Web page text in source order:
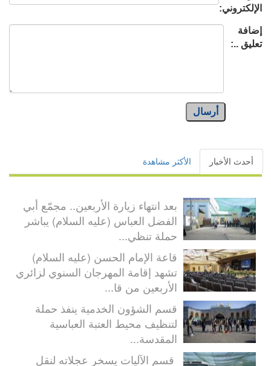
الإلكتروني:
إضافة
تعليق ..:
أرسال
أحدث الأخبار الأكثر مشاهدة
بعد انتهاء زيارة الأربعين.. مجمّع أبي
الفضل العباس (عليه السلام) يباشر
حملة تنظي...
قاعة الإمام الحسن (عليه السلام)
تشهد إقامة المهرجان السنوي لزائري
الأربعين من قا...
قسم الشؤون الخدمية ينفذ حملة
لتنظيف محيط العتبة العباسية
المقدسة...
قسم الآليات يسخر عجلاته لنقل